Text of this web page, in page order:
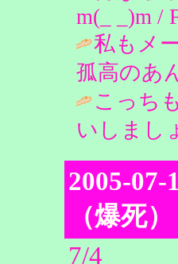
m(_ _)m /
私もメ
孤高のあ
こっち
いしまし
2005-
（爆死）
7/4